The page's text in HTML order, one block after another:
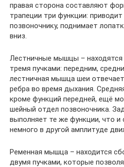
правая сторона составляют
трапеции три функции:
позвоночнику, поднимает
вниз.
Лестничные мышцы – находятся
тремя пучками: передним,
лестничная мышца шеи
ребра во время дыхания.
кроме функций передней, ещё
шейный отдел позвоночника.
выполняет те же функции, что
немного в другой амплитуде
Ременная мышца – находится
двумя пучками, которые